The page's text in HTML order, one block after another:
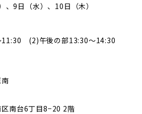
、9日（水）、10日（木）
11:30 (2)午後の部13:30～14:30
南台6丁目8−20 2階